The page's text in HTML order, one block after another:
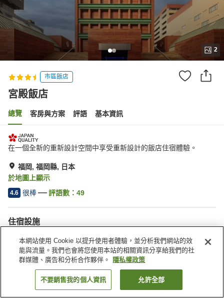
2
市區飯店
宮殿飯店
總覽 客房與方案 評語 基本資訊
在一個全新的重新設計空間中享受重新設計的飯店住宿體驗。
福岡, 福岡縣, 日本
於地圖上顯示
4.6 很棒 評語數： 49
住宿設施
無線網路
餐廳
全館禁菸
收費停車場
日本
找客房
本網站使用 Cookie 以提升使用者體驗，並分析我們網站的效
能與流量。我們也會將您使用本站的相關資訊分享給我們的社
群媒體、廣告和分析合作夥伴。
隱私權政策
不要銷售我的個人資訊 允許全部